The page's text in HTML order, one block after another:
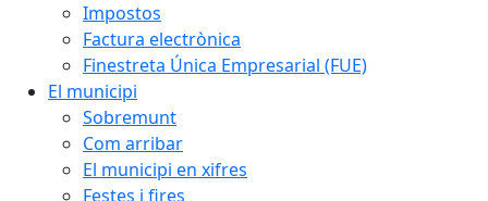
Impostos
Factura electrònica
Finestreta Única Empresarial (FUE)
El municipi
Sobremunt
Com arribar
El municipi en xifres
Festes i fires